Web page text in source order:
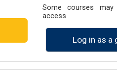
Some courses
access
Log in as a